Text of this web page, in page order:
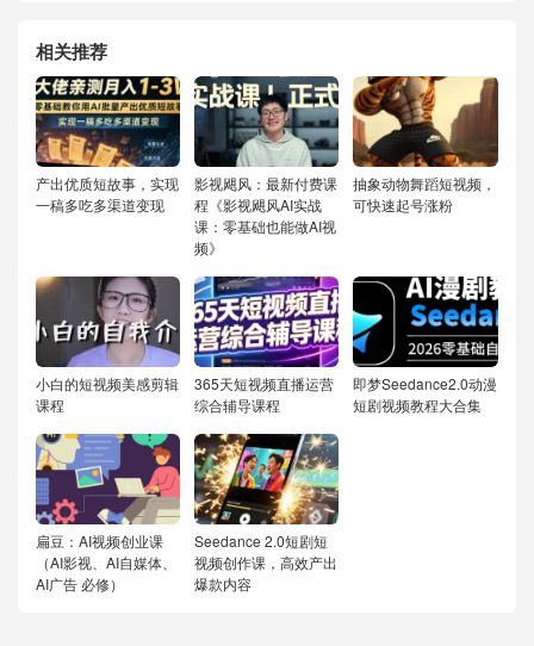
相关推荐
产出优质短故事，实现
一稿多吃多渠道变现
影视飓风：最新付费课
程《影视飓风AI实战
课：零基础也能做AI视
频》
抽象动物舞蹈短视频，
可快速起号涨粉
小白的短视频美感剪辑
课程
365天短视频直播运营
综合辅导课程
即梦Seedance2.0动漫
短剧视频教程大合集
扁豆：AI视频创业课
（AI影视、AI自媒体、
AI广告 必修）
Seedance 2.0短剧短
视频创作课，高效产出
爆款内容